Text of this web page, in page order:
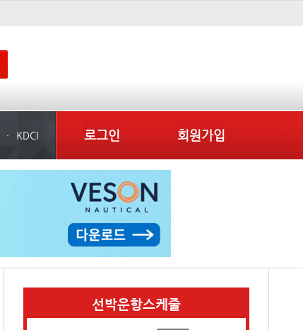
KDCI 로그인 회원가입
선박운항스케줄